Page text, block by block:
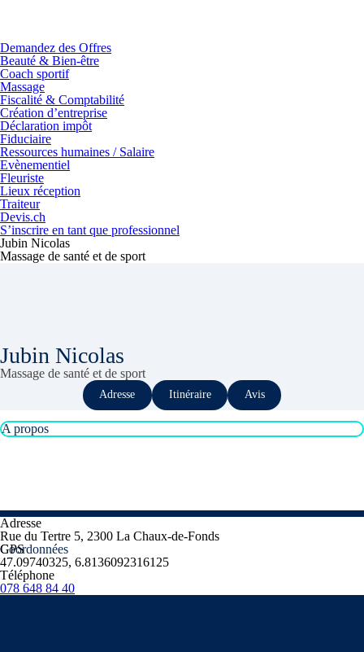
Demandez des Offres
Beauté & Bien-être
Coach sportif
Massage
Fiscalité & Comptabilité
Création d’entreprise
Déclaration impôt
Fiduciaire
Ressources humaines / Salaire
Evènementiel
Fleuriste
Lieux réception
Traiteur
Devis.ch
S’inscrire en tant que professionnel
Jubin Nicolas
Massage de santé et de sport
Jubin Nicolas
Massage de santé et de sport
Adresse Itinéraire Avis
A propos
Coordonnées
Adresse
Rue du Tertre 5, 2300 La Chaux-de-Fonds
GPS
47.09740325, 6.8136092316125
Téléphone
078 648 84 40